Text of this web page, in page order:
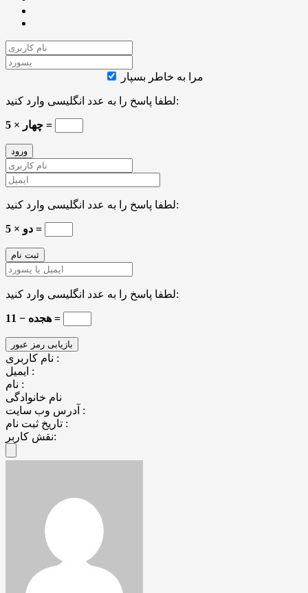
مرا به خاطر بسپار
لطفا پاسخ را به عدد انگلیسی وارد کنید:
چهار × 5 =
لطفا پاسخ را به عدد انگلیسی وارد کنید:
5 × دو =
لطفا پاسخ را به عدد انگلیسی وارد کنید:
هجده − 11 =
نام کاربری :
ایمیل :
نام :
نام خانوادگی
آدرس وب سایت :
تاریخ ثبت نام :
نقش کاربر: